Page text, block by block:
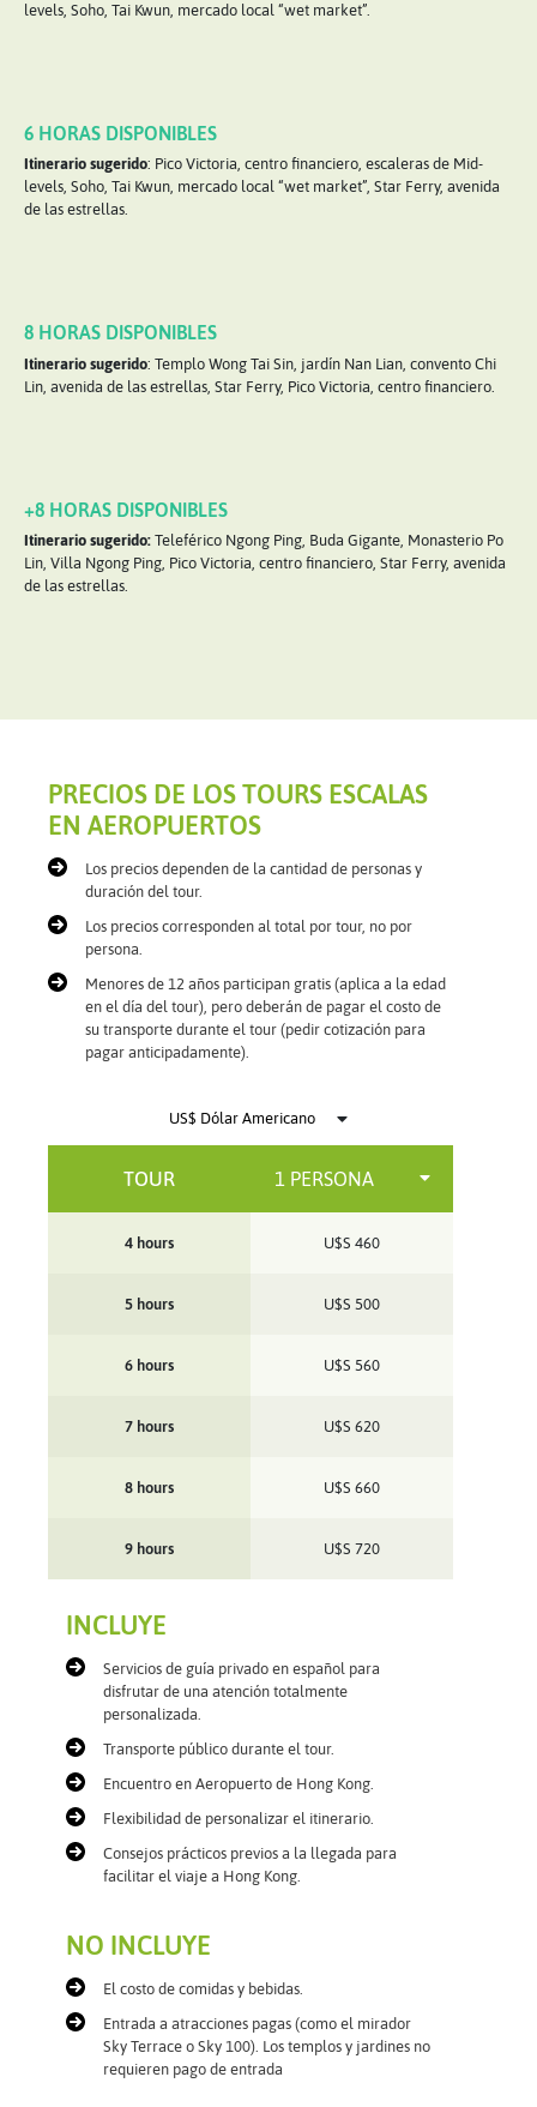
levels, Soho, Tai Kwun, mercado local “wet market”.
6 HORAS DISPONIBLES
Itinerario sugerido: Pico Victoria, centro financiero, escaleras de Mid-
levels, Soho, Tai Kwun, mercado local “wet market”, Star Ferry, avenida
de las estrellas.
8 HORAS DISPONIBLES
Itinerario sugerido: Templo Wong Tai Sin, jardín Nan Lian, convento Chi
Lin, avenida de las estrellas, Star Ferry, Pico Victoria, centro financiero.
+8 HORAS DISPONIBLES
Itinerario sugerido: Teleférico Ngong Ping, Buda Gigante, Monasterio Po
Lin, Villa Ngong Ping, Pico Victoria, centro financiero, Star Ferry, avenida
de las estrellas.
PRECIOS DE LOS TOURS ESCALAS
EN AEROPUERTOS
Los precios dependen de la cantidad de personas y
duración del tour.
Los precios corresponden al total por tour, no por
persona.
Menores de 12 años participan gratis (aplica a la edad
en el día del tour), pero deberán de pagar el costo de
su transporte durante el tour (pedir cotización para
pagar anticipadamente).
TOUR
4 hours U$S 460
5 hours U$S 500
6 hours U$S 560
7 hours U$S 620
8 hours U$S 660
9 hours U$S 720
INCLUYE
Servicios de guía privado en español para
disfrutar de una atención totalmente
personalizada.
Transporte público durante el tour.
Encuentro en Aeropuerto de Hong Kong.
Flexibilidad de personalizar el itinerario.
Consejos prácticos previos a la llegada para
facilitar el viaje a Hong Kong.
NO INCLUYE
El costo de comidas y bebidas.
Entrada a atracciones pagas (como el mirador
Sky Terrace o Sky 100). Los templos y jardines no
requieren pago de entrada